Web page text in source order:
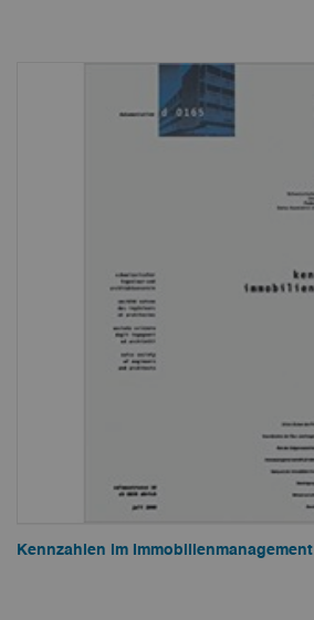
Kennzahlen im Immobilienmanagement